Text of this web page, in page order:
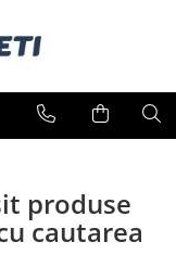
produse
cautarea